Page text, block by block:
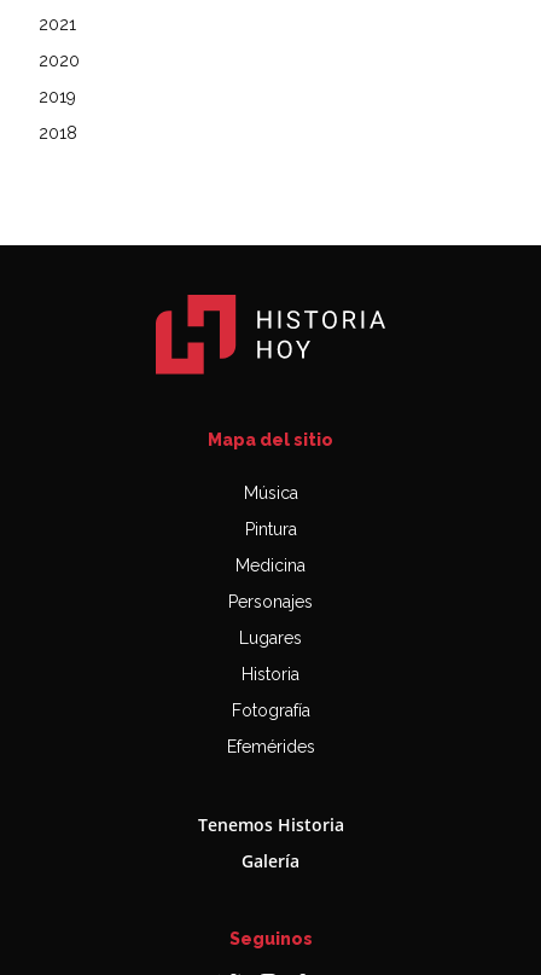
2021
2020
2019
2018
Mapa del sitio
Música
Pintura
Medicina
Personajes
Lugares
Historia
Fotografía
Efemérides
Tenemos Historia
Galería
Seguinos